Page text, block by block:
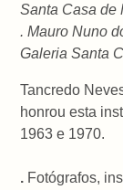
Santa Casa de
. Mauro Nuno
Galeria Santa
Tancredo
honrou esta
1963 e 1970.
. Fotógrafos,